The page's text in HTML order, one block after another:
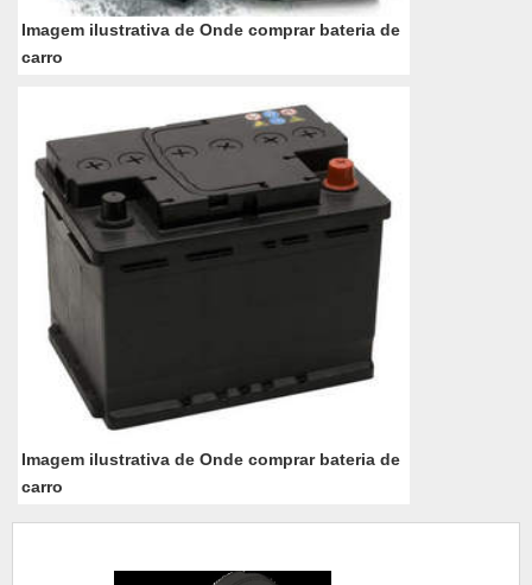
Imagem ilustrativa de Onde comprar bateria de
carro
Imagem ilustrativa de Onde comprar bateria de
carro